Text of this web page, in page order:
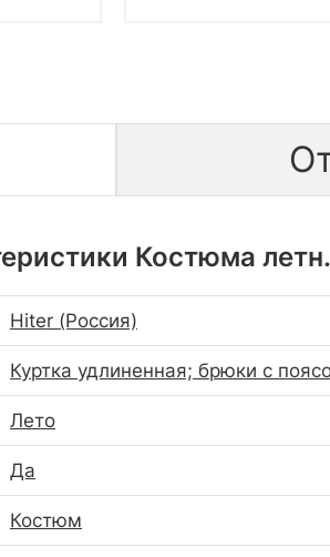
Костюма
Hiter (Россия)
Куртка удлиненная; брюки с
Лето
Да
Костюм